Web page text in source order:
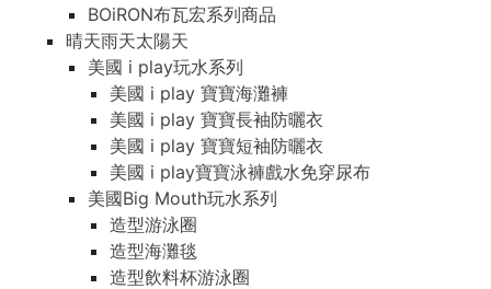
BOiRON布瓦宏系列商品
晴天雨天太陽天
美國 i play玩水系列
美國 i play 寶寶海灘褲
美國 i play 寶寶長袖防曬衣
美國 i play 寶寶短袖防曬衣
美國 i play寶寶泳褲戲水免穿尿布
美國Big Mouth玩水系列
造型游泳圈
造型海灘毯
造型飲料杯游泳圈